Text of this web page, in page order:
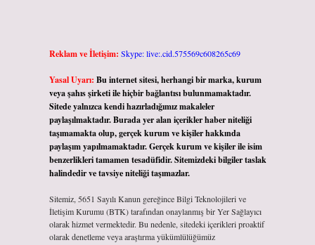
Reklam ve İletişim: Skype: live:.cid.575569c608265c69
Yasal Uyarı: Bu internet sitesi, herhangi bir marka, kurum
veya şahıs şirketi ile hiçbir bağlantısı bulunmamaktadır.
Sitede yalnızca kendi hazırladığımız makaleler
paylaşılmaktadır. Burada yer alan içerikler haber niteliği
taşımamakta olup, gerçek kurum ve kişiler hakkında
paylaşım yapılmamaktadır. Gerçek kurum ve kişiler ile isim
benzerlikleri tamamen tesadüfidir. Sitemizdeki bilgiler taslak
halindedir ve tavsiye niteliği taşımazlar.
Sitemiz, 5651 Sayılı Kanun gereğince Bilgi Teknolojileri ve
İletişim Kurumu (BTK) tarafından onaylanmış bir Yer Sağlayıcı
olarak hizmet vermektedir. Bu nedenle, sitedeki içerikleri proaktif
olarak denetleme veya araştırma yükümlülüğümüz